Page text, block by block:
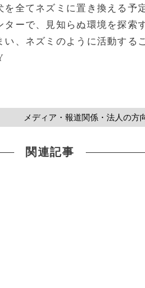
全てネズミに置き換える予
ーで、見知らぬ環境を探索
、ネズミのように活動する
メディア・報道関係・法人の
関連記事